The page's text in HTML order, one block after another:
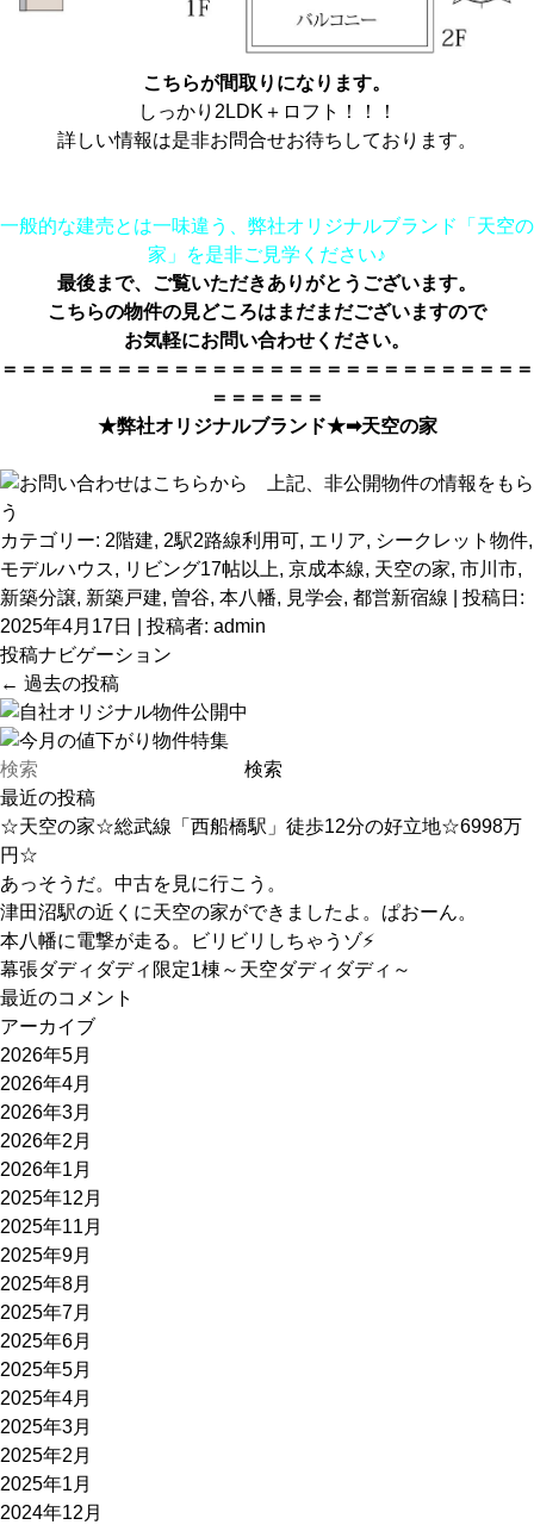
こちらが間取りになります。
しっかり2LDK＋ロフト！！！
詳しい情報は是非お問合せお待ちしております。
一般的な建売とは一味違う、弊社オリジナルブランド「天空の
家」を是非ご見学ください♪
最後まで、ご覧いただきありがとうございます。
こちらの物件の見どころはまだまだございますので
お気軽にお問い合わせください。
＝＝＝＝＝＝＝＝＝＝＝＝＝＝＝＝＝＝＝＝＝＝＝＝＝＝＝＝
＝＝＝＝＝＝
★弊社オリジナルブランド★➡天空の家
カテゴリー: 2階建, 2駅2路線利用可, エリア, シークレット物件,
モデルハウス, リビング17帖以上, 京成本線, 天空の家, 市川市,
新築分譲, 新築戸建, 曽谷, 本八幡, 見学会, 都営新宿線 | 投稿日:
2025年4月17日
投稿者: admin
投稿ナビゲーション
← 過去の投稿
最近の投稿
☆天空の家☆総武線「西船橋駅」徒歩12分の好立地☆6998万
円☆
あっそうだ。中古を見に行こう。
津田沼駅の近くに天空の家ができましたよ。ぱおーん。
本八幡に電撃が走る。ビリビリしちゃうゾ⚡
幕張ダディダディ限定1棟～天空ダディダディ～
最近のコメント
アーカイブ
2026年5月
2026年4月
2026年3月
2026年2月
2026年1月
2025年12月
2025年11月
2025年9月
2025年8月
2025年7月
2025年6月
2025年5月
2025年4月
2025年3月
2025年2月
2025年1月
2024年12月